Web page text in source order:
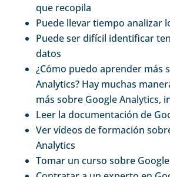
que recopila
Puede llevar tiempo analizar
Puede ser difícil identificar
datos
¿Cómo puedo aprender más
Analytics? Hay muchas
más sobre Google Analytics,
Leer la documentación de
Ver vídeos de formación
Analytics
Tomar un curso sobre